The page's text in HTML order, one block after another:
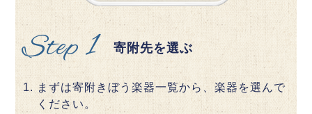
Step 1 寄附先を選ぶ
まずは寄附きぼう楽器一覧から、楽器を選んで
ください。